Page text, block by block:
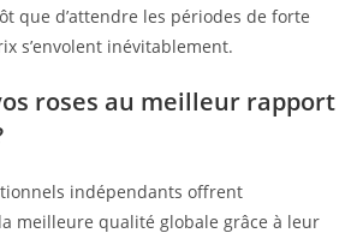
que d’attendre les périodes de forte
s’envolent inévitablement.
roses au meilleur rapport
indépendants offrent
meilleure qualité globale grâce à leur